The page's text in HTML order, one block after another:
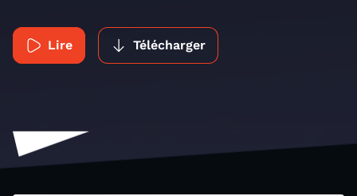
Lire Télécharger